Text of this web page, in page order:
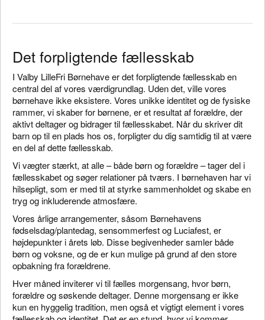
Det forpligtende fællesskab
I Valby LilleFri Børnehave er det forpligtende fællesskab en
central del af vores værdigrundlag. Uden det, ville vores
børnehave ikke eksistere. Vores unikke identitet og de fysiske
rammer, vi skaber for børnene, er et resultat af forældre, der
aktivt deltager og bidrager til fællesskabet. Når du skriver dit
barn op til en plads hos os, forpligter du dig samtidig til at være
en del af dette fællesskab.
Vi vægter stærkt, at alle – både børn og forældre – tager del i
fællesskabet og søger relationer på tværs. I børnehaven har vi
hilsepligt, som er med til at styrke sammenholdet og skabe en
tryg og inkluderende atmosfære.
Vores årlige arrangementer, såsom Børnehavens
fødselsdag/plantedag, sensommerfest og Luciafest, er
højdepunkter i årets løb. Disse begivenheder samler både
børn og voksne, og de er kun mulige på grund af den store
opbakning fra forældrene.
Hver måned inviterer vi til fælles morgensang, hvor børn,
forældre og søskende deltager. Denne morgensang er ikke
kun en hyggelig tradition, men også et vigtigt element i vores